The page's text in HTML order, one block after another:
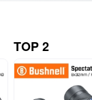
TOP 2